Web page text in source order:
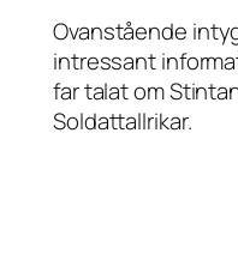
Ovanstående
intressant
far talat om
Soldattallrikar.